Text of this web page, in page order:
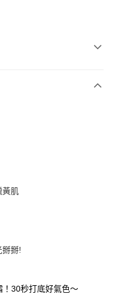
黃肌
掰掰!
30秒打底好氣色～